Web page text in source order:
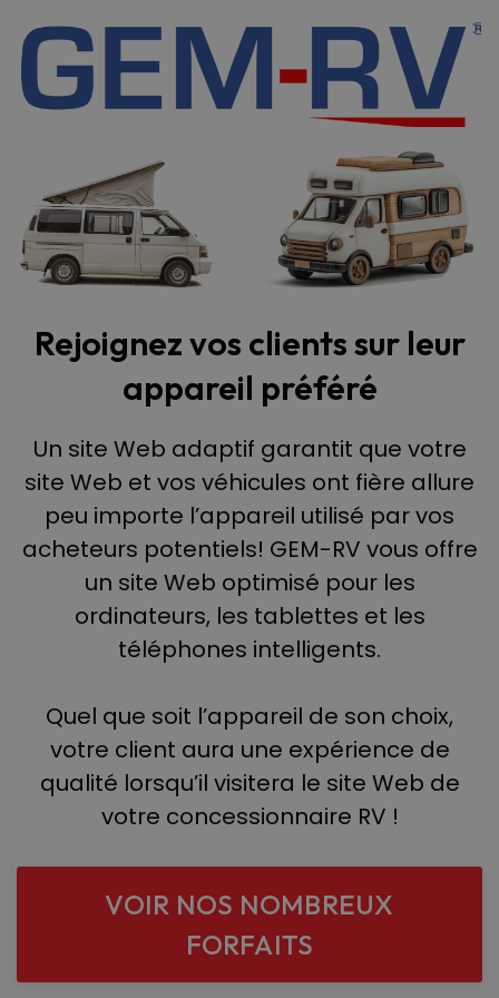
Rejoignez vos clients sur leur
appareil préféré
Un site Web adaptif garantit que votre
site Web et vos véhicules ont fière allure
peu importe l’appareil utilisé par vos
acheteurs potentiels! GEM-RV vous offre
un site Web optimisé pour les
ordinateurs, les tablettes et les
téléphones intelligents.
Quel que soit l’appareil de son choix,
votre client aura une expérience de
qualité lorsqu’il visitera le site Web de
votre concessionnaire RV !
VOIR NOS NOMBREUX
FORFAITS